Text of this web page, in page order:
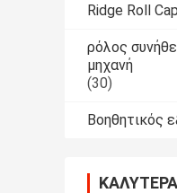
Ridge Roll
ρόλος
μηχανή
(30)
Βοηθητικός